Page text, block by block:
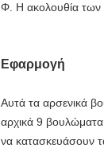
Φ. Η ακολουθία των
Εφαρμογή
Αυτά τα αρσενικά
αρχικά 9
να κατασκευάσουν